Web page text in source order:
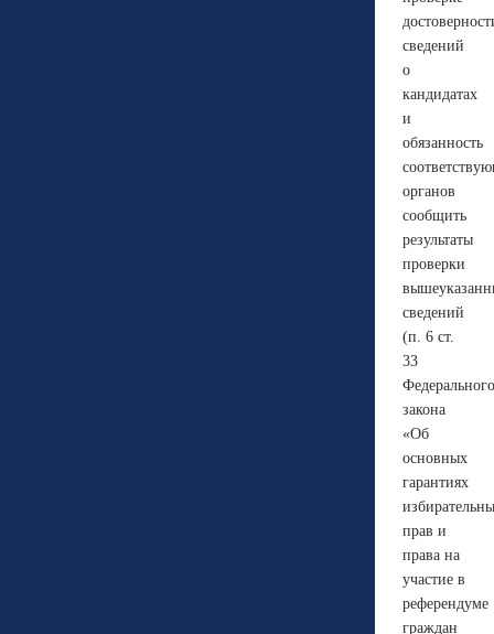
сведений
о
кандидатах
и
обязанность
органов
сообщить
результаты
проверки
сведений
(п. 6 ст.
33
Федерального
закона
«Об
основных
гарантиях
прав и
права на
участие в
референдуме
граждан